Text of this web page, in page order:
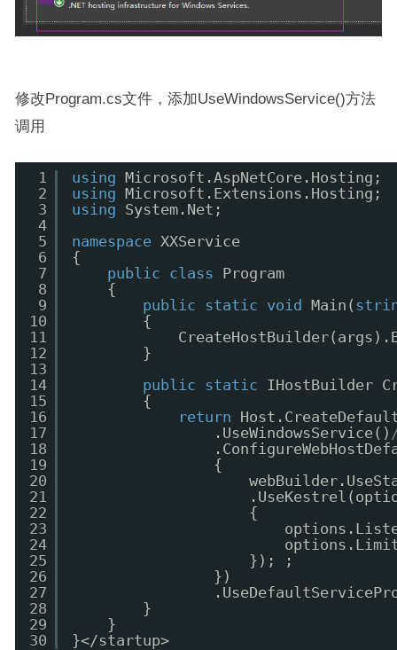
修改Program.cs文件，添加UseWindowsService()方法
调用
1
2
3
4
5
6
7
8
9
10
11
12
13
14
15
16
17
18
19
20
21
22
23
24
25
26
27
28
29
30
using Microsoft.AspNetCore.Hosting;
using Microsoft.Extensions.Hosting;
using
System.Net;
namespace XXService
{
public
class
Program
{
public
static void Main(
{
}
public
static
IHostBuilder
{
return
.UseWindowsService()
{
{
}); ;
})
}
}
}</startup>